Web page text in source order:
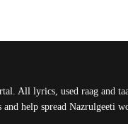
All lyrics, used raag and
help spread Nazrulgeeti